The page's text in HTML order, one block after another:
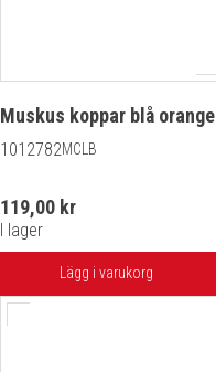
Muskus koppar blå orange
1012782MCLB
119,00 kr
I lager
Lägg i varukorg